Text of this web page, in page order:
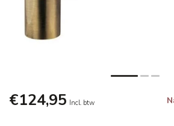
€124,95 Incl. btw